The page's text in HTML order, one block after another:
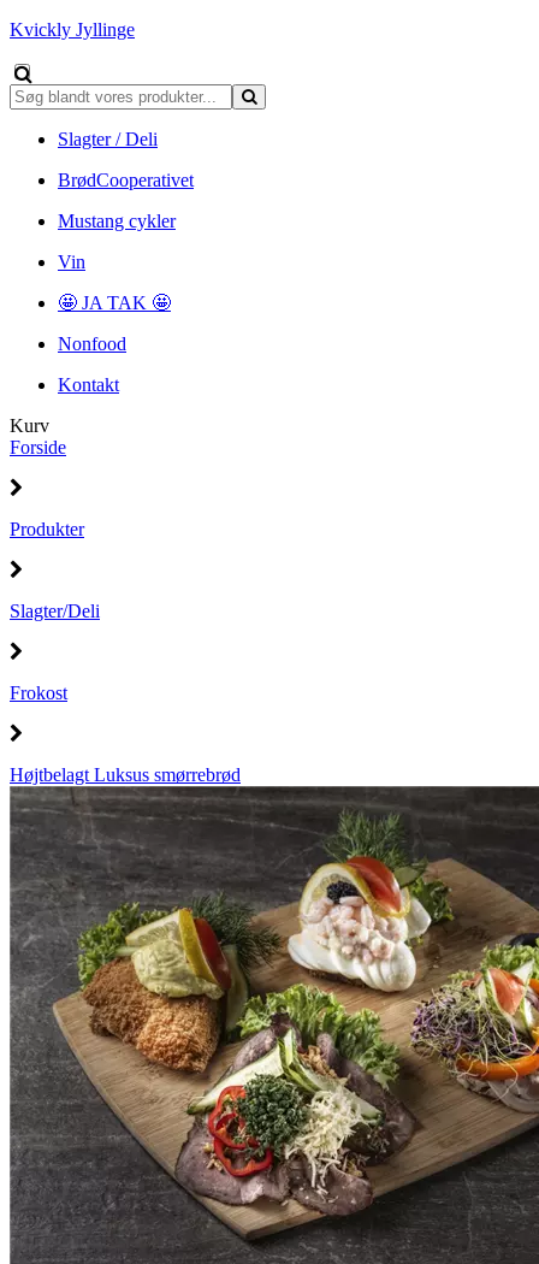
Kvickly Jyllinge
Slagter / Deli
BrødCooperativet
Mustang cykler
Vin
🤩 JA TAK 🤩
Nonfood
Kontakt
Kurv
Forside
Produkter
Slagter/Deli
Frokost
Højtbelagt Luksus smørrebrød